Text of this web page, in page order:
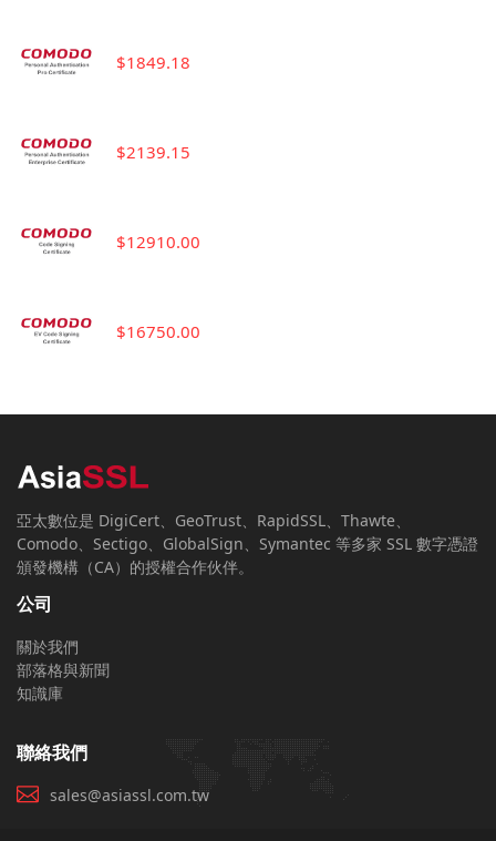
$1849.18
$2139.15
$12910.00
$16750.00
亞太數位是 DigiCert、GeoTrust、RapidSSL、Thawte、
Comodo、Sectigo、GlobalSign、Symantec 等多家 SSL 數字憑證
頒發機構（CA）的授權合作伙伴。
公司
關於我們
部落格與新聞
知識庫
聯絡我們
sales@asiassl.com.tw